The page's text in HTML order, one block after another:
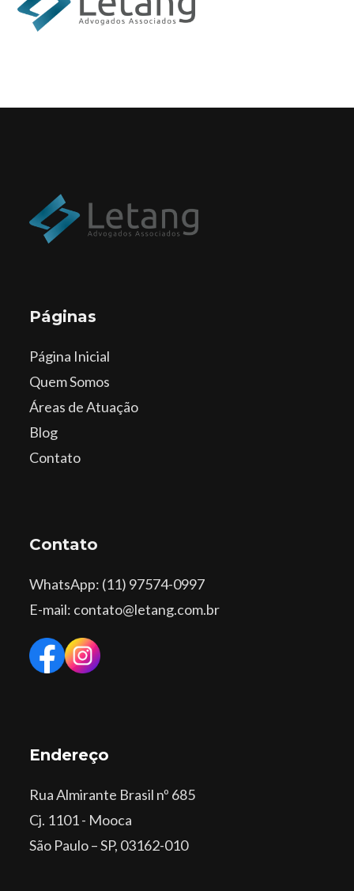
Páginas
Página Inicial
Quem Somos
Áreas de Atuação
Blog
Contato
Contato
WhatsApp: (11) 97574-0997
E-mail: contato@letang.com.br
Endereço
Rua Almirante Brasil nº 685
Cj. 1101 - Mooca
São Paulo – SP, 03162-010